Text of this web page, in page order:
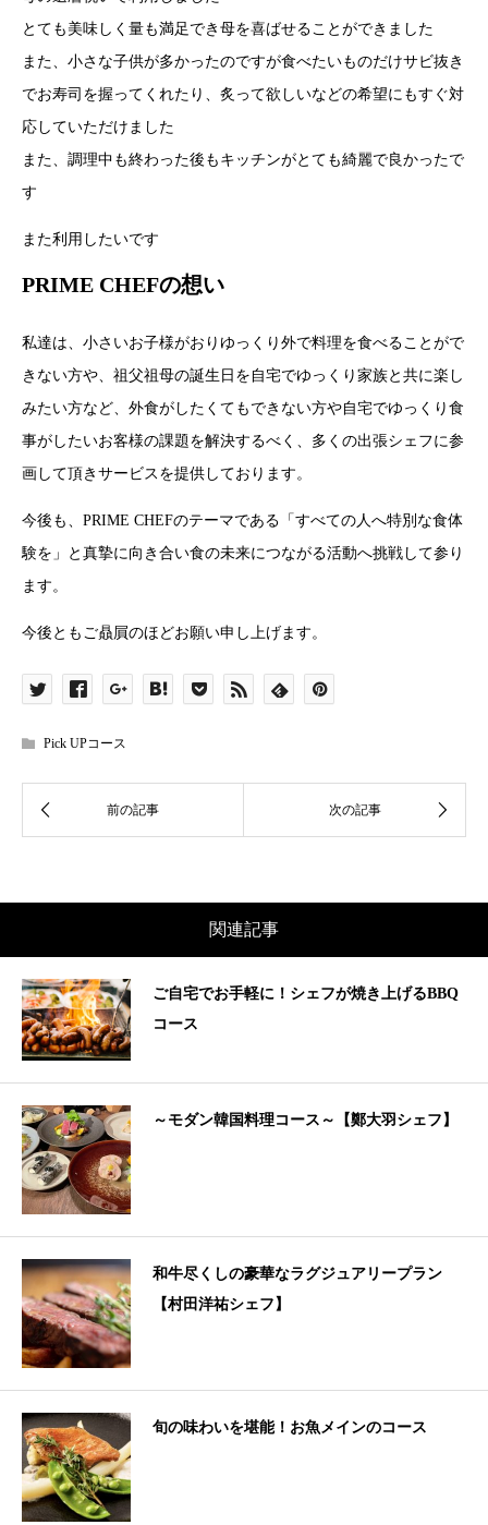
とても美味しく量も満足でき母を喜ばせることができました
また、小さな子供が多かったのですが食べたいものだけサビ抜き
でお寿司を握ってくれたり、炙って欲しいなどの希望にもすぐ対
応していただけました
また、調理中も終わった後もキッチンがとても綺麗で良かったで
す
また利用したいです
PRIME CHEFの想い
私達は、小さいお子様がおりゆっくり外で料理を食べることがで
きない方や、祖父祖母の誕生日を自宅でゆっくり家族と共に楽し
みたい方など、外食がしたくてもできない方や自宅でゆっくり食
事がしたいお客様の課題を解決するべく、多くの出張シェフに参
画して頂きサービスを提供しております。
今後も、PRIME CHEFのテーマである「すべての人へ特別な食体
験を」と真摯に向き合い食の未来につながる活動へ挑戦して参り
ます。
今後ともご贔屓のほどお願い申し上げます。
Pick UPコース
関連記事
ご自宅でお手軽に！シェフが焼き上げるBBQ
コース
～モダン韓国料理コース～【鄭大羽シェフ】
和牛尽くしの豪華なラグジュアリープラン
【村田洋祐シェフ】
旬の味わいを堪能！お魚メインのコース